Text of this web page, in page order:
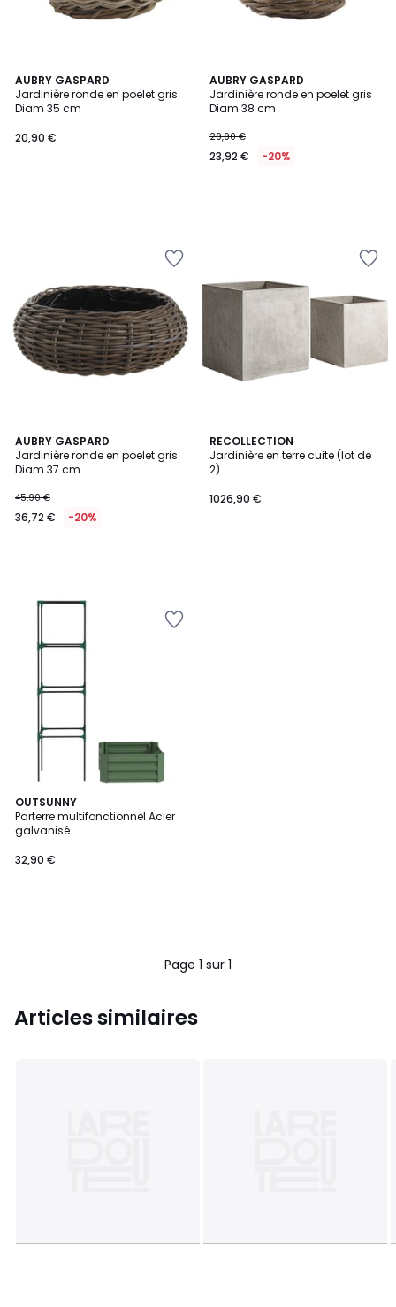
AUBRY GASPARD
Jardinière ronde en poelet gris
Diam 35 cm
20,90 €
AUBRY GASPARD
Jardinière ronde en poelet gris
Diam 38 cm
29,90 €
23,92 € -20%
AUBRY GASPARD
Jardinière ronde en poelet gris
Diam 37 cm
45,90 €
36,72 € -20%
RECOLLECTION
Jardinière en terre cuite (lot de
2)
1026,90 €
OUTSUNNY
Parterre multifonctionnel Acier
galvanisé
32,90 €
Page 1 sur 1
Articles similaires